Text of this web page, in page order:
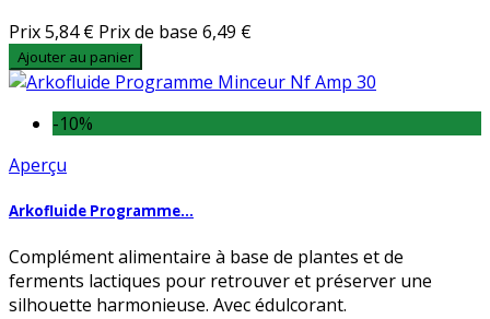
Prix5,84 € Prix de base 6,49 €
Ajouter au panier
-10%
Aperçu
Arkofluide Programme...
Complément alimentaire à base de plantes et de
ferments lactiques pour retrouver et préserver une
silhouette harmonieuse. Avec édulcorant.